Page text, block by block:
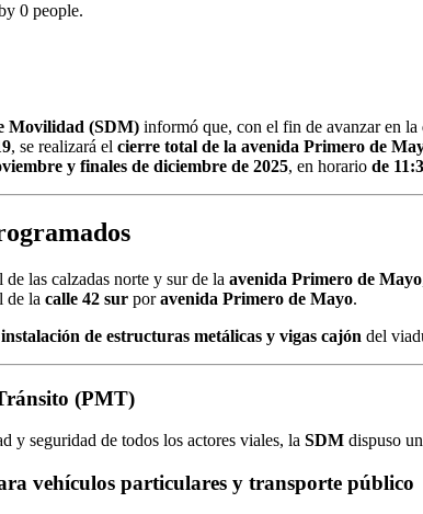
0 people.
Movilidad (SDM) informó que, con el fin de avanzar en la
, se realizará el cierre total de la avenida Primero de
y finales de diciembre de 2025, en horario de
de las calzadas norte y sur de la avenida Primero de Mayo
de la calle 42 sur poravenida Primero de Mayo.
instalación de estructuras metálicas y vigas cajón del
(PMT)
y seguridad de todos los actores viales, la SDM dispuso un
vehículos particulares y transporte público